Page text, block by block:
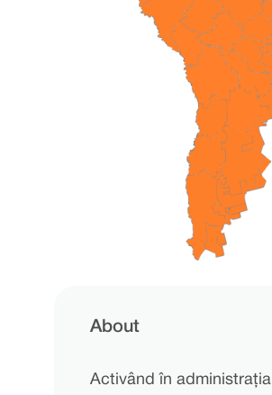
About
Activând în administrația